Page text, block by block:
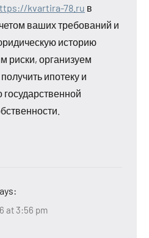
kvartira-78.ru в
ваших требований и
историю
риски, организуем
ипотеку и
at 3:56 pm